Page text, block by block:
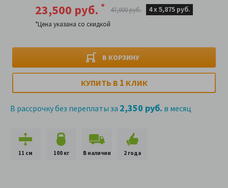
23,500 руб. *
*Цена указана со скидкой
47,000 руб. 4 х5,875 руб.
В КОРЗИНУ
КУПИТЬ В 1 КЛИК
В рассрочку без переплаты за 2,350 руб. в месяц
11 см 100 кг В наличии 2 года